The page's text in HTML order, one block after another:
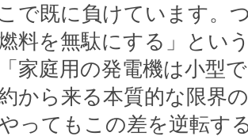
で既に負けています。
料を無駄にする」とい
家庭用の発電機は小型
から来る本質的な限界
ってもこの差を逆転す